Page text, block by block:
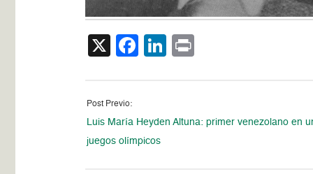
X Facebook
LinkedIn
Post Previo:
Luis María Heyden Altuna: primer venezolano en
juegos olímpicos